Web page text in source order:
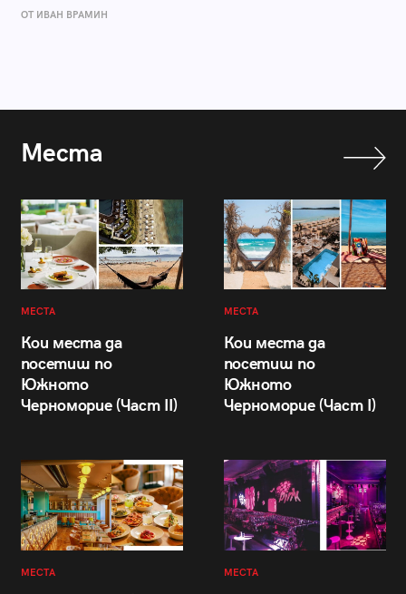
ОТ ИВАН ВРАМИН
Места
МЕСТА
Кои места да
посетиш по
Южното
Черноморие (Част II)
МЕСТА
Кои места да
посетиш по
Южното
Черноморие (Част I)
МЕСТА МЕСТА